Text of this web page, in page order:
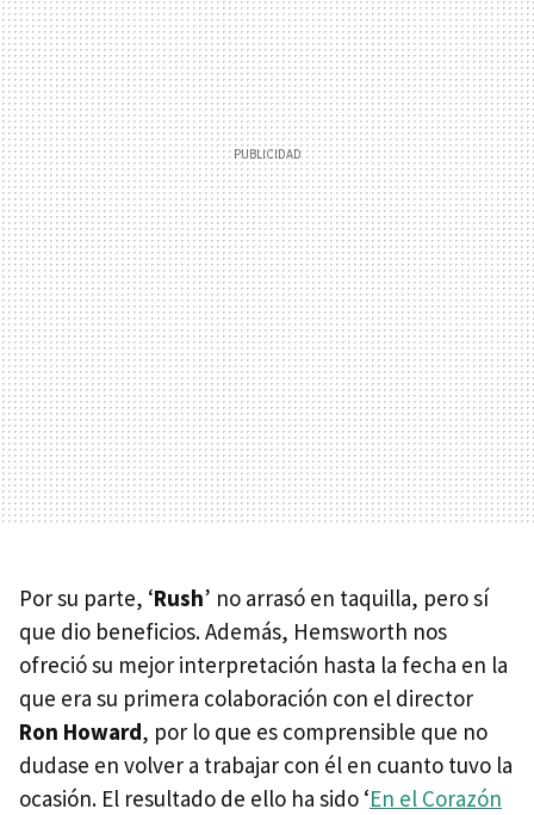
Por su parte, ‘Rush’ no arrasó en taquilla, pero sí
que dio beneficios. Además, Hemsworth nos
ofreció su mejor interpretación hasta la fecha en la
que era su primera colaboración con el director
Ron Howard, por lo que es comprensible que no
dudase en volver a trabajar con él en cuanto tuvo la
ocasión. El resultado de ello ha sido ‘En el Corazón